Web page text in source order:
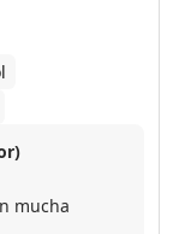
mucha